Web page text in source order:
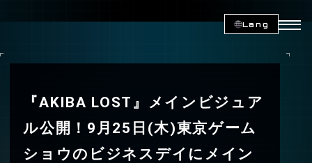
Lang
『AKIBA LOST』メインビジュア
ル公開！9月25日(木)東京ゲーム
ショウのビジネスデイにメイン